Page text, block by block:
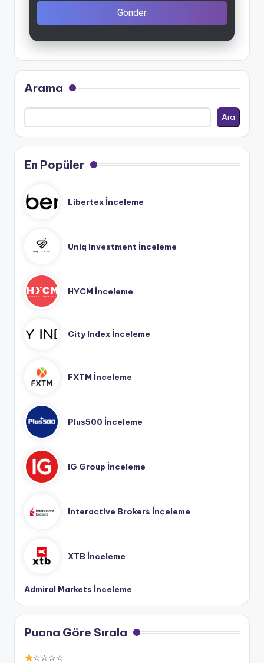
Gönder
Arama
Ara
En Popüler
Libertex İnceleme
Uniq Investment İnceleme
HYCM İnceleme
City Index İnceleme
FXTM İnceleme
Plus500 İnceleme
IG Group İnceleme
Interactive Brokers İnceleme
XTB İnceleme
Admiral Markets İnceleme
Puana Göre Sırala
☆☆☆☆